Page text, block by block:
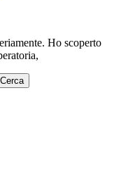
Ho scoperto